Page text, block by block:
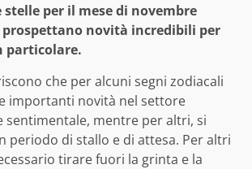
stelle per il mese di novembre
prospettano novità incredibili per
particolare.
che per alcuni segni zodiacali
importanti novità nel settore
sentimentale, mentre per altri, si
periodo di stallo e di attesa. Per altri
tirare fuori la grinta e la